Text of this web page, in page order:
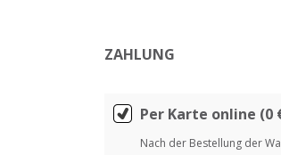
ZAHLUNG
Per Karte online (0
Nach der Bestellung der